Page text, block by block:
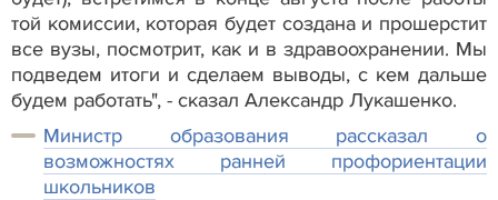
той комиссии, которая будет создана и прошерстит
все вузы, посмотрит, как и в здравоохранении. Мы
подведем итоги и сделаем выводы, с кем дальше
будем работать", - сказал Александр Лукашенко.
Министр образования рассказал о
возможностях ранней профориентации
школьников